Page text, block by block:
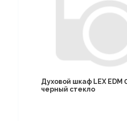
Духовой шкаф LEX EDM
черный стекло